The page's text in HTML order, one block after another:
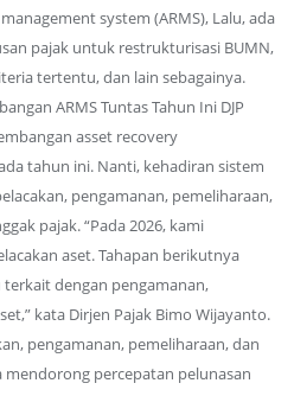
system (ARMS), Lalu, ada
pajak untuk restrukturisasi BUMN,
tertentu, dan lain sebagainya.
ARMS Tuntas Tahun Ini DJP
asset recovery
tahun ini. Nanti, kehadiran sistem
pengamanan, pemeliharaan,
pajak. “Pada 2026, kami
aset. Tahapan berikutnya
terkait dengan pengamanan,
kata Dirjen Pajak Bimo Wijayanto.
pengamanan, pemeliharaan, dan
mendorong percepatan pelunasan